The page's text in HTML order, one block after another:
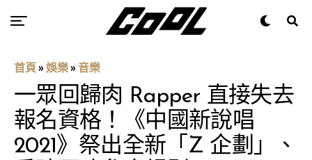
首頁 » 娛樂 » 音樂
一眾回歸肉 Rapper 直接失去
報名資格！《中國新說唱
2021》祭出全新「Z 企劃」、